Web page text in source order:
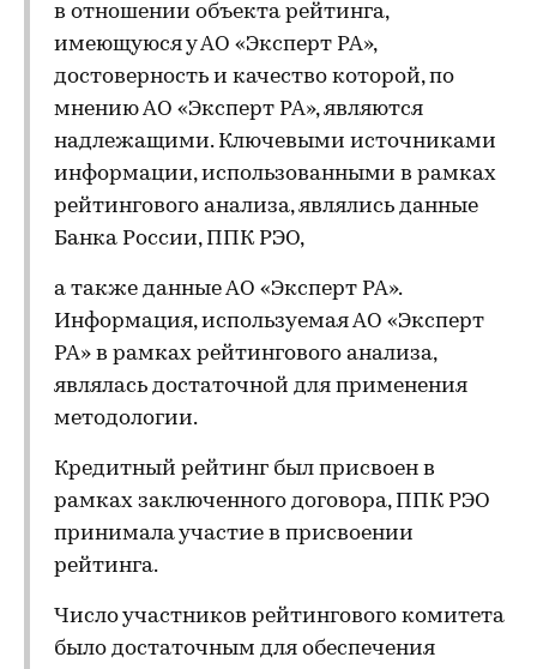
в отношении объекта рейтинга,
имеющуюся у АО «Эксперт РА»,
достоверность и качество которой, по
мнению АО «Эксперт РА», являются
надлежащими. Ключевыми источниками
информации, использованными в рамках
рейтингового анализа, являлись данные
Банка России, ППК РЭО,
а также данные АО «Эксперт РА».
Информация, используемая АО «Эксперт
РА» в рамках рейтингового анализа,
являлась достаточной для применения
методологии.
Кредитный рейтинг был присвоен в
рамках заключенного договора, ППК РЭО
принимала участие в присвоении
рейтинга.
Число участников рейтингового комитета
было достаточным для обеспечения